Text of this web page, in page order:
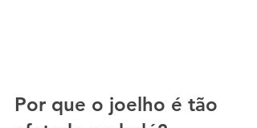
Por que o joelho é tão